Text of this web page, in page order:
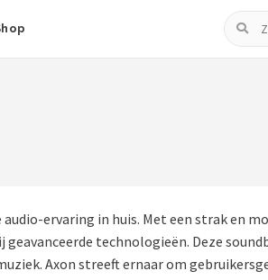
Zoeken
ervaring in huis. Met een strak en
technologieën. Deze
Axon streeft ernaar om